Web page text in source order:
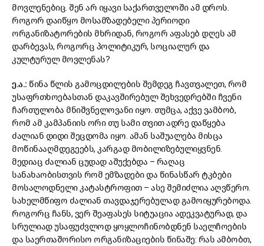
მოვლენებიც. შენ არ იყავი საქართველოში ამ დროს.
როგორ დაიწყო მოსამზადებელი პერიოდი
ორგანიზატორების მხრიდან, როგორ აფასებ დღეს ამ
დარბევას, როგორც პოლიტიკურ, სოციალურ და
კულტურულ მოვლენას?
ე.ა.: წინა წლის გამოცდილების შემდეგ ჩავთვალეთ, რომ
უსაფრთხოებასთან დაკავშირებულ შეხვედრებში ჩვენი
ჩართულობა მნიშვნელოვანი იყო. თუმცა, აქვე ვამბობ,
რომ ამ კამპანიის ორი თუ სამი თვით ადრე დაწყება
ძალიან დიდი შეცდომა იყო. ამან საშუალება მისცა
მოწინააღმდეგეებს, კარგად მობილიზებულიყვნენ.
მედიაც ძალიან ცუდად აშუქებდა – რაღაც
სანახაობისთვის რომ ემზადები და წინასწარ ტკბები
მოსალოდნელი კატასტროფით – ასე შემიძლია აღვწერო.
სახელმწიფო ძალიან თავდაჯერებულად გამოიყურებოდა.
როგორც ჩანს, ვერ შეაფასეს სიტუაცია ადეკვატურად, და
სრულიად უსაფუძვლოდ ყოყლოჩინობდნენ საელჩოების
და საერთაშორისო ორგანიზაციების წინაშე: რას ამბობთ,